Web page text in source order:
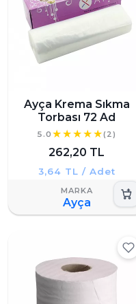
Ayça Krema Sıkma
Torbası 72 Ad
5.0 (2)
262,20 TL
3,64 TL / Adet
Ayça